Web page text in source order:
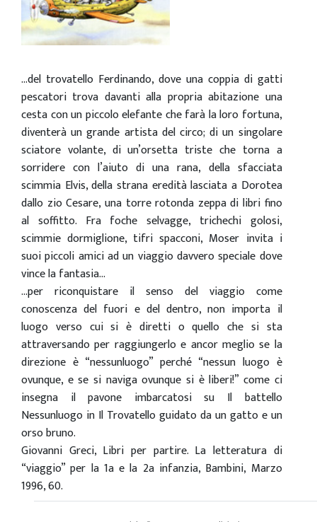
…del trovatello Ferdinando, dove una coppia di gatti
pescatori trova davanti alla propria abitazione una
cesta con un piccolo elefante che farà la loro fortuna,
diventerà un grande artista del circo; di un singolare
sciatore volante, di un’orsetta triste che torna a
sorridere con l’aiuto di una rana, della sfacciata
scimmia Elvis, della strana eredità lasciata a Dorotea
dallo zio Cesare, una torre rotonda zeppa di libri fino
al soffitto. Fra foche selvagge, trichechi golosi,
scimmie dormiglione, tifri spacconi, Moser invita i
suoi piccoli amici ad un viaggio davvero speciale dove
vince la fantasia…
…per riconquistare il senso del viaggio come
conoscenza del fuori e del dentro, non importa il
luogo verso cui si è diretti o quello che si sta
attraversando per raggiungerlo e ancor meglio se la
direzione è “nessunluogo” perché “nessun luogo è
ovunque, e se si naviga ovunque si è liberi!” come ci
insegna il pavone imbarcatosi su Il battello
Nessunluogo in Il Trovatello guidato da un gatto e un
orso bruno.
Giovanni Greci, Libri per partire. La letteratura di
“viaggio” per la 1a e la 2a infanzia, Bambini, Marzo
1996, 60.